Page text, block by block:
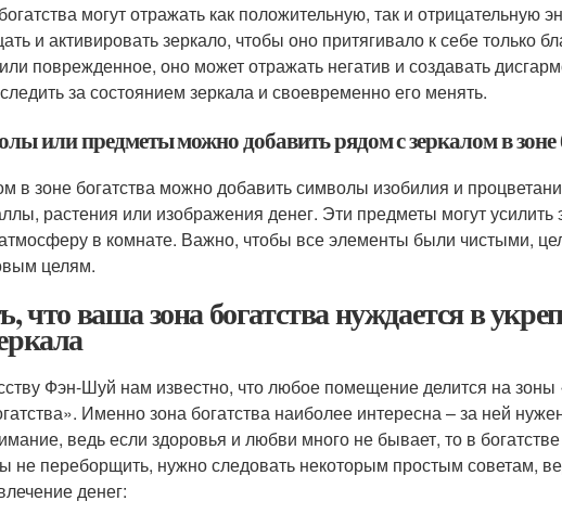
могут отражать как положительную, так и отрицательную
и активировать зеркало, чтобы оно притягивало к себе только
поврежденное, оно может отражать негатив и создавать
за состоянием зеркала и своевременно его менять.
или предметы можно добавить рядом с зеркалом в зоне
в зоне богатства можно добавить символы изобилия и
растения или изображения денег. Эти предметы могут усилить
в комнате. Важно, чтобы все элементы были чистыми,
целям.
что ваша зона богатства нуждается в
Фэн-Шуй нам известно, что любое помещение делится на
Именно зона богатства наиболее интересна – за ней
ведь если здоровья и любви много не бывает, то в
не переборщить, нужно следовать некоторым простым советам,
денег: